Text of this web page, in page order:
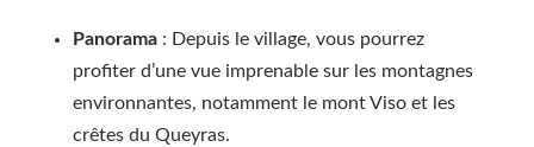
Panorama : Depuis le village, vous pourrez
profiter d’une vue imprenable sur les montagnes
environnantes, notamment le mont Viso et les
crêtes du Queyras.